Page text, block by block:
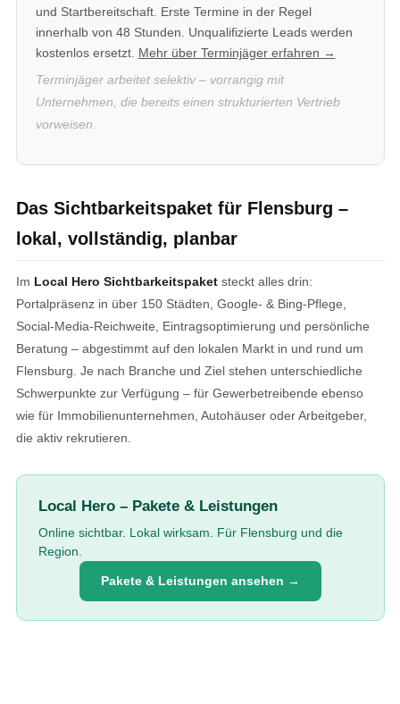
und Startbereitschaft. Erste Termine in der Regel
innerhalb von 48 Stunden. Unqualifizierte Leads werden
kostenlos ersetzt. Mehr über Terminjäger erfahren →
Terminjäger arbeitet selektiv – vorrangig mit
Unternehmen, die bereits einen strukturierten Vertrieb
vorweisen.
Das Sichtbarkeitspaket für Flensburg –
lokal, vollständig, planbar
Im Local Hero Sichtbarkeitspaketsteckt alles drin:
Portalpräsenz in über 150 Städten, Google- & Bing-Pflege,
Social-Media-Reichweite, Eintragsoptimierung und persönliche
Beratung – abgestimmt auf den lokalen Markt in und rund um
Flensburg. Je nach Branche und Ziel stehen unterschiedliche
Schwerpunkte zur Verfügung – für Gewerbetreibende ebenso
wie für Immobilienunternehmen, Autohäuser oder Arbeitgeber,
die aktiv rekrutieren.
Local Hero – Pakete & Leistungen
Online sichtbar. Lokal wirksam. Für Flensburg und die
Region.
Pakete & Leistungen ansehen →